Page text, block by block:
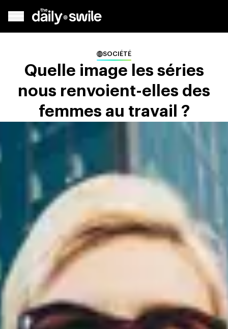
SOCIÉTÉ
Quelle image les séries
nous renvoient-elles des
femmes au travail ?